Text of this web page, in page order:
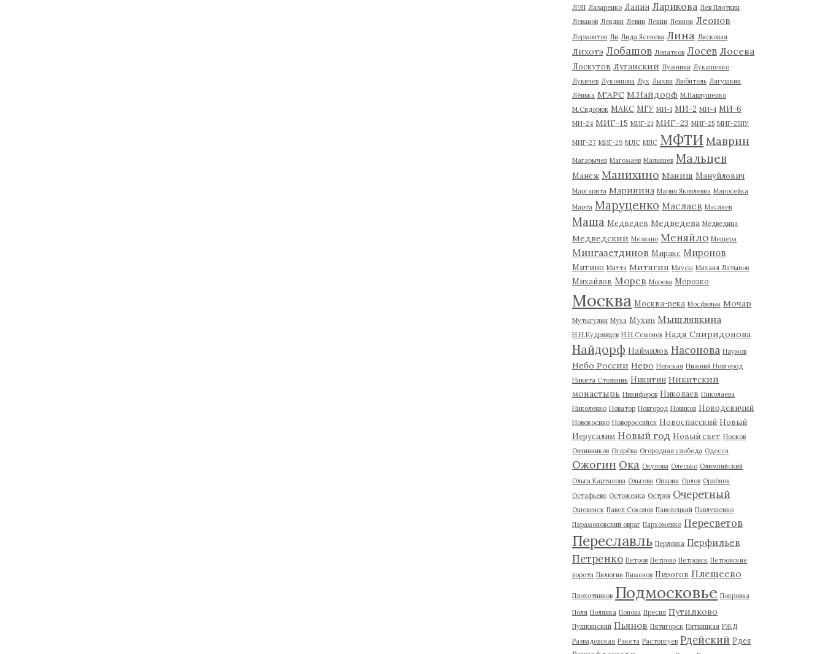
ЛЭП Лазаренко Лапин Ларикова Лев Плоткин
Леванов Левдин Левин Ленин Леннон Леонов
Лермонтов Ли Лида Ясенева Лина Лисковая
Лихотэ Лобашов Лопатков Лосев Лосева
Лоскутов Луганский Лужники Лукашенко
Лукичев Лукоянова Лух Лыхин Любитель Лягушкин
Лёнька М'АРС М.Найдорф М.Павлушенко
М.Сидорюк МАКС МГУ МИ-1 МИ-2 МИ-4 МИ-6
МИ-24 МИГ-15 МИГ-21 МИГ-23 МИГ-25 МИГ-25ПУ
МИГ-27 МИГ-29 МЛС МПС МФТИ Маврин
Магарычев Магомаев Малышев Мальцев
Манеж Манихино Маниш Мануйлович
Маргарита Маринина Мария Яковлевна Маросейка
Марта Маруценко Маслаев Масляев
Маша Медведев Медведева Медведица
Медведский Мезиано Меняйло Мещера
Мингазетдинов Миракс Миронов
Митино Митта Митягин Миусы Михаил Латыпов
Михайлов Морев Морева Морозко
Москва Москва-река Мосфильм Мочар
Мутыгулин Муха Мухин Мышлявкина
Н.Н.Кудрявцев Н.Н.Семенов Надя Спиридонова
Найдорф Наймилов Насонова Наумов
Небо России Неро Нерская Нижний Новгород
Никита Столпник Никитин Никитский
монастырь Никифоров Николаев Николаева
Николенко Новатор Новгород Новиков Новодевичий
Новокосино Новороссийск Новоспасский Новый
Иерусалим Новый год Новый свет Носков
Овчинников Огарёва Огородная слобода Одесса
Ожогин Ока Окулова Олесько Олимпийский
Ольга Карталова Ольгово Опарин Орлов Орлёнок
Остафьево Остоженка Остров Очеретный
Ошевенск Павел Соколов Павелецкий Павлушенко
Парамоновский овраг Пархоменко Пересветов
Переславль Перловка Перфильев
Петренко Петров Петрово Петровск Петровские
ворота Пилюгин Пименов Пирогов Плещеево
Плохотников Подмосковье Покровка
Поля Полянка Попова Пресня Путилково
Пушкинский Пьянов Пятигорск Пятницкая РЖД
Развадовская Ракета Расторгуев Рдейский Рдея